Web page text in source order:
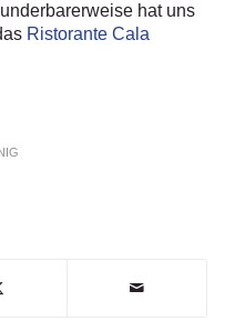
hat uns
Ristorante Cala